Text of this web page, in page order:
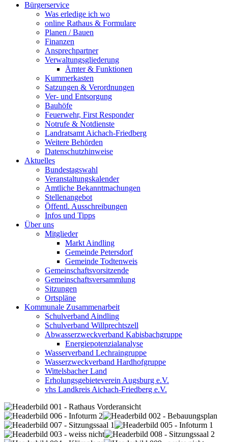
Bürgerservice
Was erledige ich wo
online Rathaus & Formulare
Planen / Bauen
Finanzen
Ansprechpartner
Verwaltungsgliederung
Ämter & Funktionen
Kummerkasten
Satzungen & Verordnungen
Ver- und Entsorgung
Bauhöfe
Feuerwehr, First Responder
Notrufe & Notdienste
Landratsamt Aichach-Friedberg
Weitere Behörden
Datenschutzhinweise
Aktuelles
Bundestagswahl
Veranstaltungskalender
Amtliche Bekanntmachungen
Stellenangebot
Öffentl. Ausschreibungen
Infos und Tipps
Über uns
Mitglieder
Markt Aindling
Gemeinde Petersdorf
Gemeinde Todtenweis
Gemeinschaftsvorsitzende
Gemeinschaftsversammlung
Sitzungen
Ortspläne
Kommunale Zusammenarbeit
Schulverband Aindling
Schulverband Willprechtszell
Abwasserzweckverband Kabisbachgruppe
Energiepotenzialanalyse
Wasserverband Lechraingruppe
Wasserzweckverband Hardhofgruppe
Wittelsbacher Land
Erholungsgebieteverein Augsburg e.V.
vhs Landkreis Aichach-Friedberg e.V.